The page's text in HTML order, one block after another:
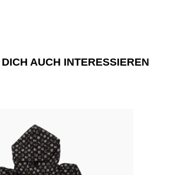
AUCH INTERESSIEREN